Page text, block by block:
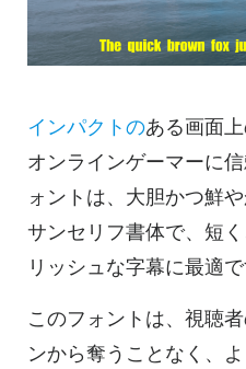
インパクトのある画面
オンラインゲーマーに
ォントは、大胆かつ鮮
サンセリフ書体で、短
リッシュな字幕に最適で
このフォントは、視聴
ンから奪うことなく、